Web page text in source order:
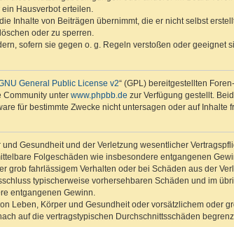
Hausverbot erteilen.
Inhalte von Beiträgen übernimmt, die er nicht selbst
oder zu sperren.
sofern sie gegen o. g. Regeln verstoßen oder geeignet
General Public License v2“ (GPL) bereitgestellten
Community unter www.phpbb.de zur Verfügung gestellt.
für bestimmte Zwecke nicht untersagen oder auf Inhalte
Gesundheit und der Verletzung wesentlicher
Folgeschäden wie insbesondere entgangenen
grob fahrlässigem Verhalten oder bei Schäden aus der
typischerweise vorhersehbaren Schäden und im
entgangenen Gewinn.
Leben, Körper und Gesundheit oder vorsätzlichem oder
auf die vertragstypischen Durchschnittsschäden